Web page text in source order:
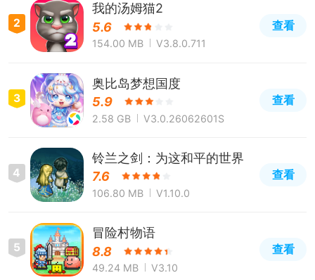
2
我的汤姆猫2
5.6
154.00 MB V3.8.0.711
查看
3
奥比岛梦想国度
5.9
2.58 GB V3.0.26062601S
查看
4
铃兰之剑：为这和平的世界
7.6
106.80 MB V1.10.0
查看
5
冒险村物语
8.8
49.24 MB V3.10
查看